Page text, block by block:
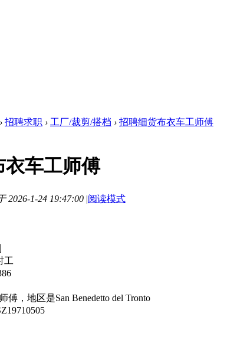
› 招聘求职 › 工厂/裁剪/搭档 › 招聘细货布衣车工师傅
车工师傅
2026-1-24 19:47:00 |阅读模式
工
傅，地区是San Benedetto del Tronto